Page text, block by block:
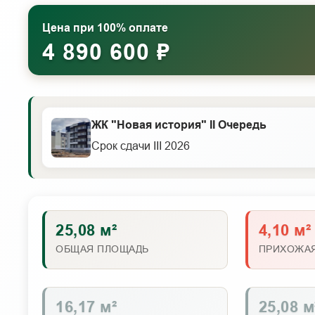
Цена при 100% оплате
4 890 600 ₽
ЖК "Новая история" II Очередь
Срок сдачи III 2026
25,08 м²
ОБЩАЯ ПЛОЩАДЬ
4,10 м²
16,17 м² 25,08